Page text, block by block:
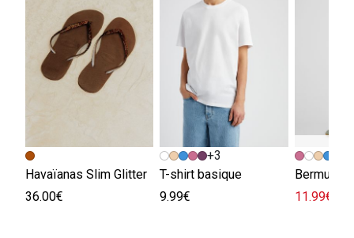
Havaïanas Slim Glitter
36.00€
+3
T-shirt basique
9.99€
Bermuda
11.99€